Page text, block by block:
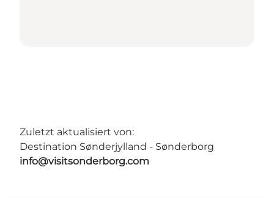
Zuletzt aktualisiert von:
Destination Sønderjylland - Sønderborg
info@visitsonderborg.com